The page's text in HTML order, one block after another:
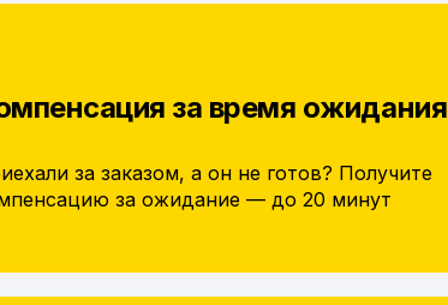
за время ожидания
за заказом, а он не готов? Получите
за ожидание — до 20 минут